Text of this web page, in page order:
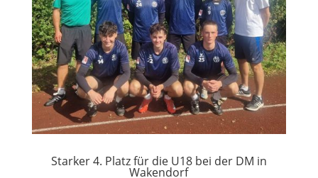
Starker 4. Platz für die U18 bei der DM in
Wakendorf